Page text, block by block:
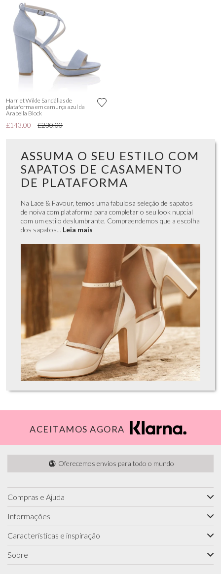
Harriet Wilde Sandálias de
plataforma em camurça azul da
Arabella Block
£143.00 £230.00
ASSUMA O SEU ESTILO COM
SAPATOS DE CASAMENTO
DE PLATAFORMA
Na Lace & Favour, temos uma fabulosa seleção de sapatos
de noiva com plataforma para completar o seu look nupcial
com um estilo deslumbrante. Compreendemos que a escolha
dos sapatos... Leia mais
ACEITAMOS AGORA
Oferecemos envios para todo o mundo
Compras e Ajuda
Informações
Características e inspiração
Sobre